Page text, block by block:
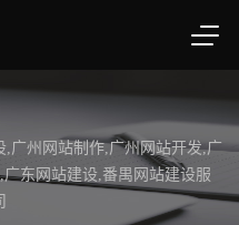
广州网站制作,广州网站开发,广
东网站建设,番禺网站建设服